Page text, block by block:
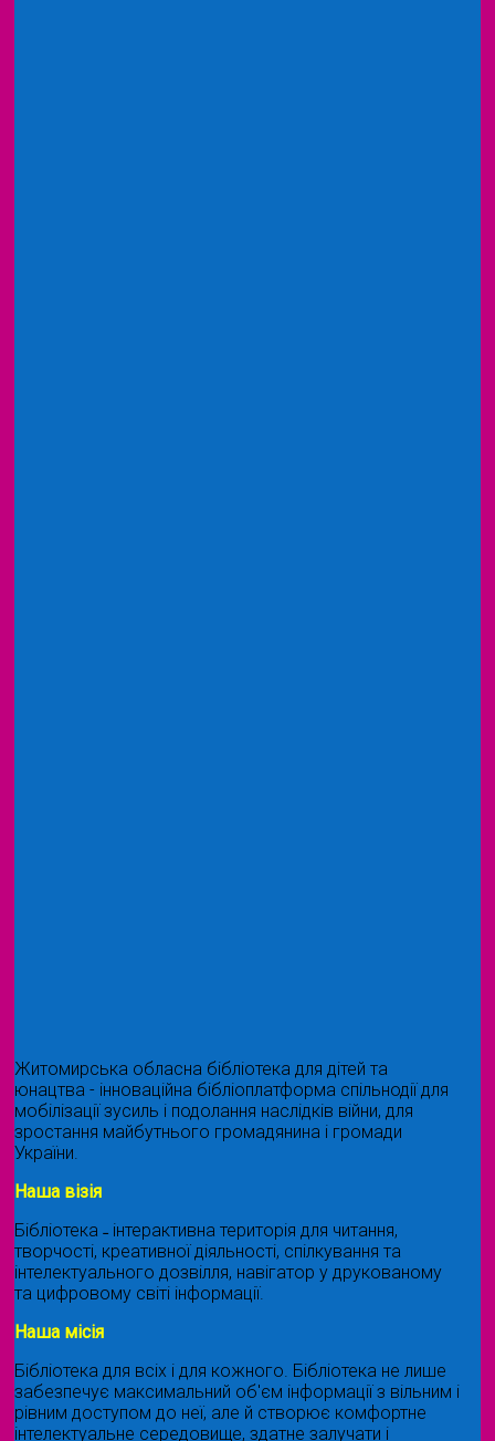
Житомирська обласна бібліотека для дітей та
юнацтва - інноваційна бібліоплатформа спільнодії для
мобілізації зусиль і подолання наслідків війни, для
зростання майбутнього громадянина і громади
України.
Наша візія
Бібліотека ˗ інтерактивна територія для читання,
творчості, креативної діяльності, спілкування та
інтелектуального дозвілля, навігатор у друкованому
та цифровому світі інформації.
Наша місія
Бібліотека для всіх і для кожного. Бібліотека не лише
забезпечує максимальний об'єм інформації з вільним і
рівним доступом до неї, але й створює комфортне
інтелектуальне середовище, здатне залучати і